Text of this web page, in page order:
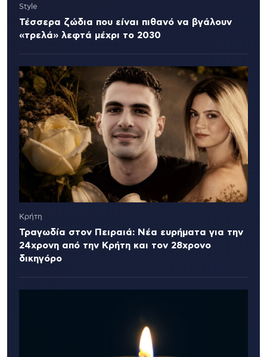
Style
Τέσσερα ζώδια που είναι πιθανό να βγάλουν
«τρελά» λεφτά μέχρι το 2030
Κρήτη
Τραγωδία στον Πειραιά: Νέα ευρήματα για την
24χρονη από την Κρήτη και τον 28χρονο
δικηγόρο